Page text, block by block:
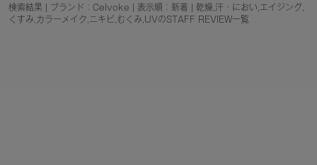
検索結果 | ブランド：Celvoke | 表示順：新着 | 乾燥,汗・におい,エイジング,
くすみ,カラーメイク,ニキビ,むくみ,UVのSTAFF REVIEW一覧